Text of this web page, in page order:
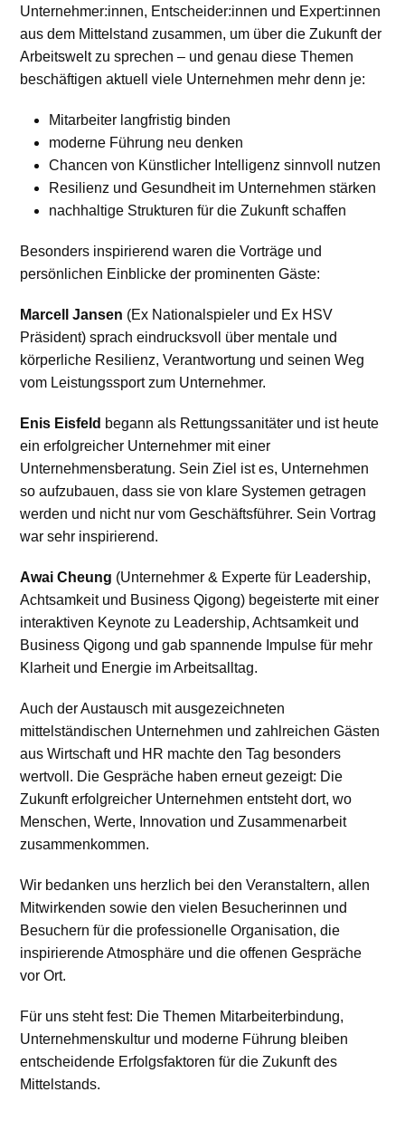
Unternehmer:innen, Entscheider:innen und Expert:innen
aus dem Mittelstand zusammen, um über die Zukunft der
Arbeitswelt zu sprechen – und genau diese Themen
beschäftigen aktuell viele Unternehmen mehr denn je:
Mitarbeiter langfristig binden
moderne Führung neu denken
Chancen von Künstlicher Intelligenz sinnvoll nutzen
Resilienz und Gesundheit im Unternehmen stärken
nachhaltige Strukturen für die Zukunft schaffen
Besonders inspirierend waren die Vorträge und
persönlichen Einblicke der prominenten Gäste:
Marcell Jansen (Ex Nationalspieler und Ex HSV
Präsident) sprach eindrucksvoll über mentale und
körperliche Resilienz, Verantwortung und seinen Weg
vom Leistungssport zum Unternehmer.
Enis Eisfeld begann als Rettungssanitäter und ist heute
ein erfolgreicher Unternehmer mit einer
Unternehmensberatung. Sein Ziel ist es, Unternehmen
so aufzubauen, dass sie von klare Systemen getragen
werden und nicht nur vom Geschäftsführer. Sein Vortrag
war sehr inspirierend.
Awai Cheung (Unternehmer & Experte für Leadership,
Achtsamkeit und Business Qigong) begeisterte mit einer
interaktiven Keynote zu Leadership, Achtsamkeit und
Business Qigong und gab spannende Impulse für mehr
Klarheit und Energie im Arbeitsalltag.
Auch der Austausch mit ausgezeichneten
mittelständischen Unternehmen und zahlreichen Gästen
aus Wirtschaft und HR machte den Tag besonders
wertvoll. Die Gespräche haben erneut gezeigt: Die
Zukunft erfolgreicher Unternehmen entsteht dort, wo
Menschen, Werte, Innovation und Zusammenarbeit
zusammenkommen.
Wir bedanken uns herzlich bei den Veranstaltern, allen
Mitwirkenden sowie den vielen Besucherinnen und
Besuchern für die professionelle Organisation, die
inspirierende Atmosphäre und die offenen Gespräche
vor Ort.
Für uns steht fest: Die Themen Mitarbeiterbindung,
Unternehmenskultur und moderne Führung bleiben
entscheidende Erfolgsfaktoren für die Zukunft des
Mittelstands.